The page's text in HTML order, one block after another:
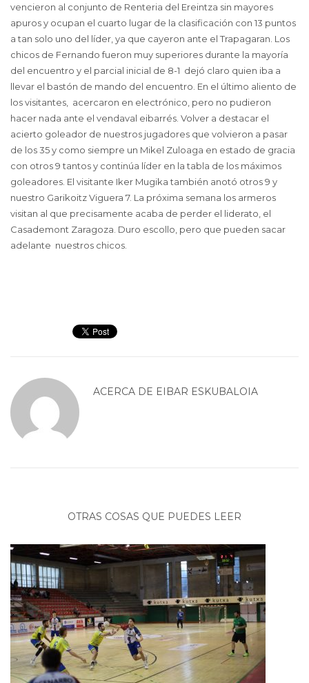
vencieron al conjunto de Renteria del Ereintza sin mayores
apuros y ocupan el cuarto lugar de la clasificación con 13 puntos
a tan solo uno del líder, ya que cayeron ante el Trapagaran. Los
chicos de Fernando fueron muy superiores durante la mayoría
del encuentro y el parcial inicial de 8-1 dejó claro quien iba a
llevar el bastón de mando del encuentro. En el último aliento de
los visitantes, acercaron en electrónico, pero no pudieron
hacer nada ante el vendaval eibarrés. Volver a destacar el
acierto goleador de nuestros jugadores que volvieron a pasar
de los 35 y como siempre un Mikel Zuloaga en estado de gracia
con otros 9 tantos y continúa líder en la tabla de los máximos
goleadores. El visitante Iker Mugika también anotó otros 9 y
nuestro Garikoitz Viguera 7. La próxima semana los armeros
visitan al que precisamente acaba de perder el liderato, el
Casademont Zaragoza. Duro escollo, pero que pueden sacar
adelante nuestros chicos.
ACERCA DE EIBAR ESKUBALOIA
OTRAS COSAS QUE PUEDES LEER